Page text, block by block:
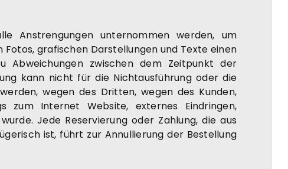
Anstrengungen unternommen werden, um
grafischen Darstellungen und Texte einen
Abweichungen zwischen dem Zeitpunkt der
kann nicht für die Nichtausführung oder die
wegen des Dritten, wegen des Kunden,
zum Internet Website, externes Eindringen,
Jede Reservierung oder Zahlung, die aus
ist, führt zur Annullierung der Bestellung